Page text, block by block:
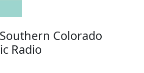
Southern Colorado
Radio